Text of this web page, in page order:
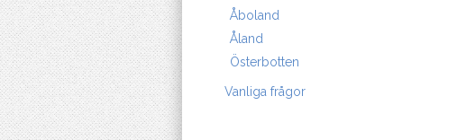
Åboland
Åland
Österbotten
Vanliga frågor